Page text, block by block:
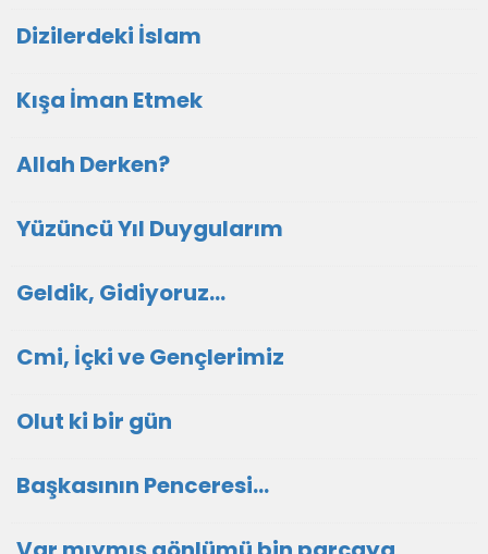
Dizilerdeki İslam
Kışa İman Etmek
Allah Derken?
Yüzüncü Yıl Duygularım
Geldik, Gidiyoruz...
Cmi, İçki ve Gençlerimiz
Olut ki bir gün
Başkasının Penceresi…